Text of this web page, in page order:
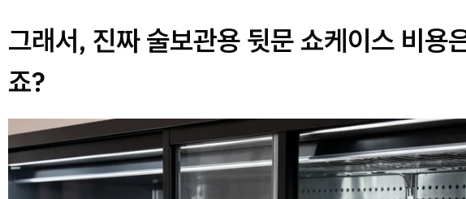
그래서, 진짜 술보관용 뒷문 쇼케이스 비용
죠?